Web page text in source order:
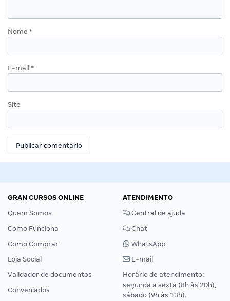
Nome *
E-mail *
Site
GRAN CURSOS ONLINE
Quem Somos
Como Funciona
Como Comprar
Loja Social
Validador de documentos
Conveniados
ATENDIMENTO
Central de ajuda
Chat
WhatsApp
E-mail
Horário de atendimento:
segunda a sexta (8h às 20h),
sábado (9h às 13h).